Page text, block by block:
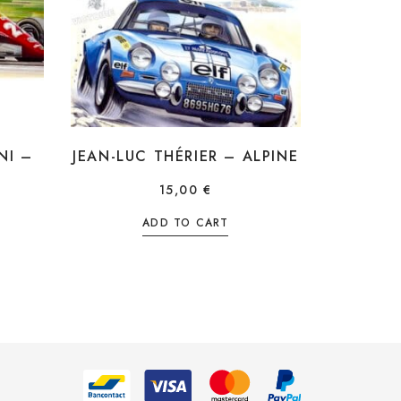
– JEAN-LUC THÉRIER – ALPINE
15,00€
ADD TO CART